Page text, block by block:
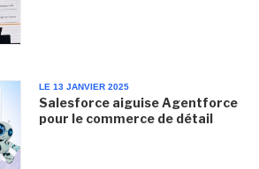
LE 13 JANVIER 2025
Salesforce aiguise Agentforce
pour le commerce de détail